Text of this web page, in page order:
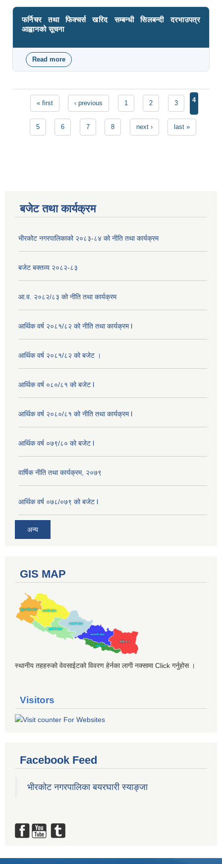
फर्निचर तथा फिक्चर्स खरिद सम्बन्धी सिलबन्दी दरभाउपत्र
आह्वानको सूचना
Read more about फर्निचर तथा फिक्चर्स खरिद सम्बन्धी सिलबन्दी दरभाउपत्र
आह्वानको सूचना
Pages
« first ‹ previous 1 2 3 4
5 6 7 8 next › last »
बजेट तथा कार्यक्रम
भीरकोट नगरपालिकाको २०८३-८४ को नीति तथा कार्यक्रम
बजेट बक्तव्य २०८२-८३
आ.व. २०८२/८३ को नीति तथा कार्यक्रम
आर्थिक वर्ष २०८१/८२ को नीति तथा कार्यक्रम l
आर्थिक वर्ष २०८१/८२ को बजेट ।
आर्थिक वर्ष ०८०/८१ को बजेट l
आर्थिक वर्ष २०८०/८१ को नीति तथा कार्यक्रम l
आर्थिक वर्ष ०७९/८० को बजेट l
वार्षिक नीति तथा कार्यक्रम, २०७९
आर्थिक वर्ष ०७८/०७९ को बजेट l
अन्य
GIS MAP
स्थानीय तहहरुको वेवसाईटको विवरण हेर्नका लागी नक्सामा Click गर्नुहोस ।
Visitors
Facebook Feed
भीरकोट नगरपालिका बयरघारी स्याङ्जा